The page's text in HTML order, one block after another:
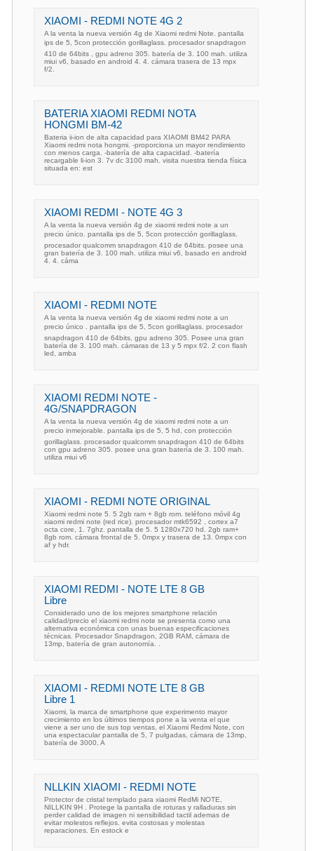
XIAOMI - REDMI NOTE 4G 2
A la venta la nueva versión 4g de Xiaomi redmi Note. pantalla
ips de 5, 5con protección gorillaglass. procesador snapdragon
410 de 64bits , gpu adreno 305. batería de 3. 100 mah. utiliza
miui v6, basado en android 4. 4. cámara trasera de 13 mpx
f/2.
BATERIA XIAOMI REDMI NOTA
HONGMI BM-42
Bateria ii-ion de alta capacidad para XIAOMI BM42 PARA
Xiaomi redmi nota hongmi. -proporciona un mayor rendimiento
con menos carga. -batería de alta capacidad. -batería
recargable li-ion 3. 7v dc 3100 mah. visita nuestra tienda física
situada en: est
XIAOMI REDMI - NOTE 4G 3
A la venta la nueva versión 4g de xiaomi redmi note a un
precio único. pantalla ips de 5, 5con protección gorillaglass.
procesador qualcomm snapdragon 410 de 64bits. posee una
gran batería de 3. 100 mah. utiliza miui v6, basado en android
4. 4. cáma
XIAOMI - REDMI NOTE
A la venta la nueva versión 4g de xiaomi redmi note a un
precio único . pantalla ips de 5, 5con gorillaglass. procesador
snapdragon 410 de 64bits, gpu adreno 305. Posee una gran
batería de 3. 100 mah. cámaras de 13 y 5 mpx f/2. 2 con flash
led, amba
XIAOMI REDMI NOTE -
4G/SNAPDRAGON
A la venta la nueva versión 4g de xiaomi redmi note a un
precio inmejorable. pantalla ips de 5, 5 hd, con protección
gorillaglass. procesador qualcomm snapdragon 410 de 64bits
con gpu adreno 305. posee una gran batería de 3. 100 mah.
utiliza miui v6
XIAOMI - REDMI NOTE ORIGINAL
Xiaomi redmi note 5. 5 2gb ram + 8gb rom. teléfono móvil 4g
xiaomi redmi note (red rice). procesador mtk6592 , cortex a7
octa core, 1. 7ghz. pantalla de 5. 5 1280x720 hd. 2gb ram+
8gb rom. cámara frontal de 5. 0mpx y trasera de 13. 0mpx con
af y hdr.
XIAOMI REDMI - NOTE LTE 8 GB
Libre
Considerado uno de los mejores smartphone relación
calidad/precio el xiaomi redmi note se presenta como una
alternativa económica con unas buenas especificaciones
técnicas. Procesador Snapdragon, 2GB RAM, cámara de
13mp, batería de gran autonomía. .
XIAOMI - REDMI NOTE LTE 8 GB
Libre 1
Xiaomi, la marca de smartphone que experimento mayor
crecimiento en los últimos tiempos pone a la venta el que
viene a ser uno de sus top ventas, el Xiaomi Redmi Note, con
una espectacular pantalla de 5, 7 pulgadas, cámara de 13mp,
batería de 3000, A
NLLKIN XIAOMI - REDMI NOTE
Protector de cristal templado para xiaomi RedMi NOTE,
NILLKIN 9H . Protege la pantalla de roturas y ralladuras sin
perder calidad de imagen ni sensibilidad tactil ademas de
evitar molestos reflejos. evita costosas y molestas
reparaciones. En estock e